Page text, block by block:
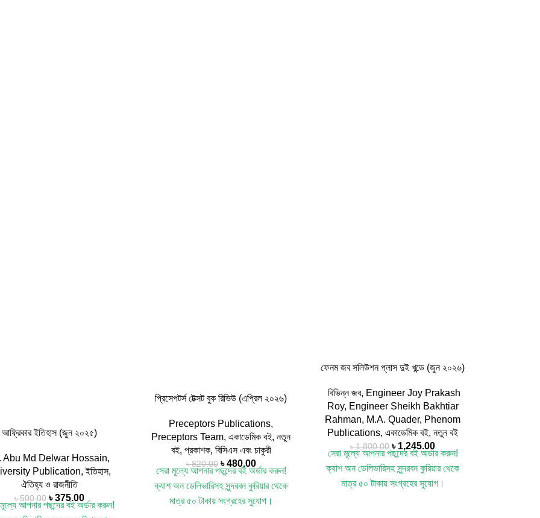
আফ্রিকার ইতিহাস (জুন ২০২৫)
Abu Md Delwar Hossain,
Publication,ইতিহাস,
ঐতিহ্য ও রাজনীতি
৳500.00 ৳375.00
মূল্যে আপনার পছন্দের বই অর্ডার করুন!
প্রিসেপটর্স টেক্সট বুক রিভিউ (এপ্রিল ২০২৬)
Preceptors Publications,
Preceptors Team, একাডেমিক বই, নতুন
বই, প্রকাশক, বিসিএস এবং চাকুরী
৳820.00 ৳480.00
সেরা মূল্যে আপনার পছন্দের বই অর্ডার করুন!
ক্যাশ অন ডেলিভারিসহ সুন্দরবন কুরিয়ার থেকে
মাত্র ৫০ টাকায় সংগ্রহের সুযোগ।
ফেনম জব সলিউশন প্লাস দুই খন্ডে (জুন ২০২৬)
বিভিন্ন জব, Engineer Joy Prakash
Roy, Engineer Sheikh Bakhtiar
Rahman, M.A. Quader, Phenom
Publications, একাডেমিক বই, নতুন বই
৳1,800.00 ৳ 1,245.00
সেরা মূল্যে আপনার পছন্দের বই অর্ডার করুন!
ক্যাশ অন ডেলিভারিসহ সুন্দরবন কুরিয়ার থেকে
মাত্র ৫০ টাকায় সংগ্রহের সুযোগ।